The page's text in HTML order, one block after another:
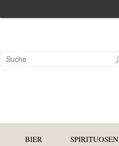
BIER SPIRITUOSEN